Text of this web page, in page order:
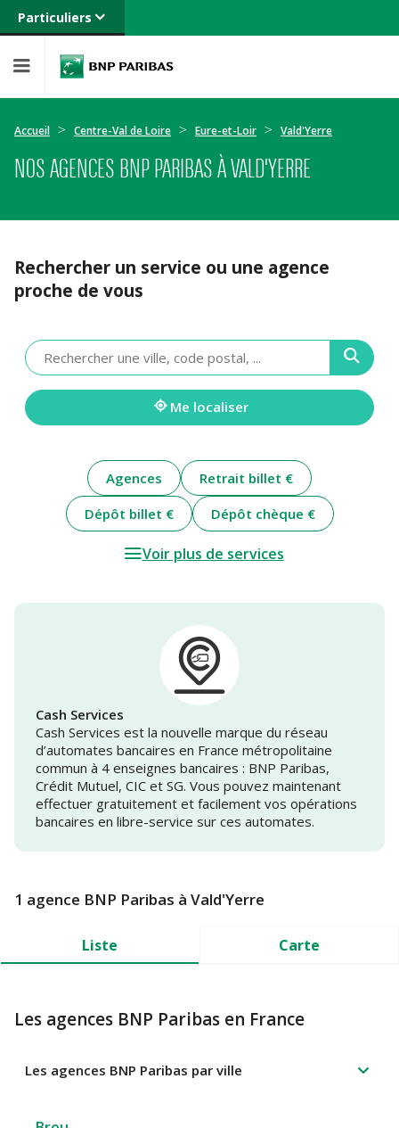
Particuliers
Banque privée
Entreprises
Accueil Centre-Val de Loire Eure-et-Loir Vald'Yerre
NOS AGENCES BNP PARIBAS À VALD'YERRE
Rechercher un service ou une agence
proche de vous
Veuillez
renseigner
une
adresse
Me localiser
Agences
Retrait billet €
Dépôt billet €
Dépôt chèque €
Voir plus de services
Cash Services
Cash Services est la nouvelle marque du réseau
d’automates bancaires en France métropolitaine
commun à 4 enseignes bancaires : BNP Paribas,
Crédit Mutuel, CIC et SG. Vous pouvez maintenant
effectuer gratuitement et facilement vos opérations
bancaires en libre-service sur ces automates.
1 agence BNP Paribas à Vald'Yerre
Liste Carte
Les agences BNP Paribas en France
Les agences BNP Paribas par ville